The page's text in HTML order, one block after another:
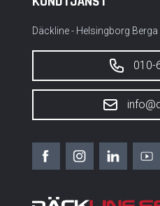
Däckline - Helsingborg Berga
010-